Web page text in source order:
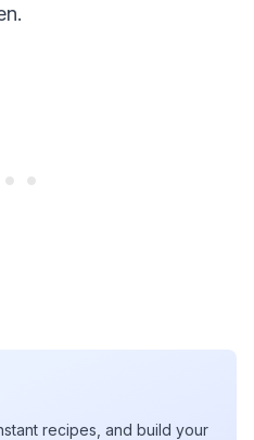
recipes, and build your